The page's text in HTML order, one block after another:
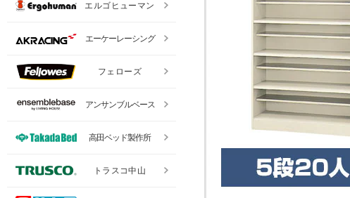
エルゴヒューマン
エーケーレーシング
フェローズ
アンサンブルベース
高田ベッド製作所
トラスコ中山